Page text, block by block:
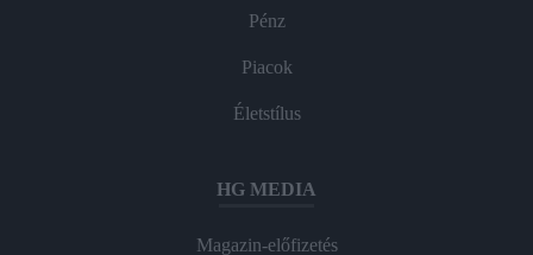
Pénz
Piacok
Életstílus
HG MEDIA
Magazin-előfizetés